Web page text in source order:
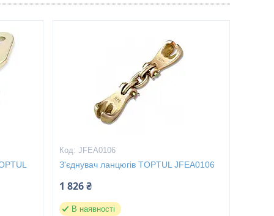
JFEA0106
З'єднувач ланцюгів TOPTUL JFEA0106
1 826 ₴
В наявності